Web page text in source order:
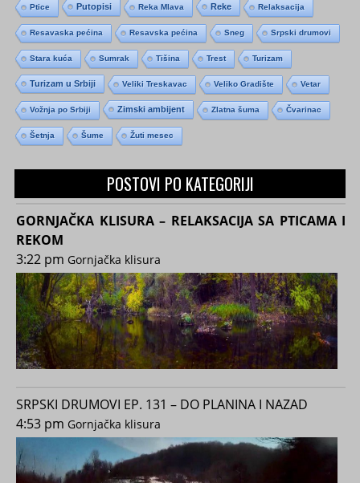
Ptice Putopisi Reka Mlava Reke Relaksacija
Resavaska pećina Resavska pećina Sneg Srpski drumovi
Stara kuća Sumrak Tišina Trest Turizam
Turizam u Srbiji Veliki Treskavac Veliko Gradište Vetar
Vožnja po Srbiji Zimski ambijent Zlatna šuma Čvarinac
Šetnja Šume Žuti mesec
POSTOVI PO KATEGORIJI
GORNJAČKA KLISURA – RELAKSACIJA SA PTICAMA I
REKOM
3:22 pm Gornjačka klisura
SRPSKI DRUMOVI EP. 131 – DO PLANINA I NAZAD
4:53 pm Gornjačka klisura